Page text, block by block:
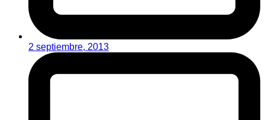
2 septiembre, 2013